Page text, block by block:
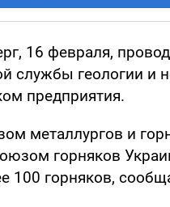
16 февраля,
службы геологии и
предприятия.
металлургов и
горняков
100 горняков,